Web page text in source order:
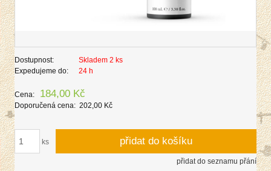
Dostupnost:
Skladem 2 ks
Expedujeme do:
24 h
Cena: 184,00 Kč
Doporučená cena: 202,00 Kč
ks přidat do košíku
přidat do seznamu přání